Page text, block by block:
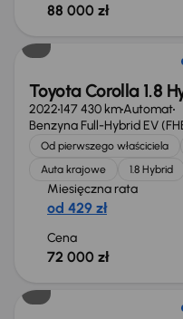
88 000 zł
Świeżo skupione
Toyota Corolla 1.8
2022147 430 kmAutomat
Benzyna Full-Hybrid EV
Od pierwszego właściciela
Auta krajowe
1.8 Hybrid
Miesięczna rata
od 429 zł
Cena
72 000 zł